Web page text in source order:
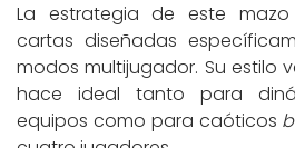
La estrategia de este
cartas diseñadas
modos multijugador. Su estilo
hace ideal tanto para
equipos como para caóticos